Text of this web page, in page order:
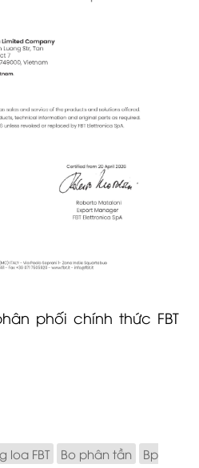
phối chính thức FBT
loa FBT Bo phân tần
Bp